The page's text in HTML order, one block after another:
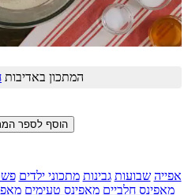
המתכון באדיבות
אפייה שבועות גבינות מתכוני ילדים
מאפינס חלביים מאפינס טעימים